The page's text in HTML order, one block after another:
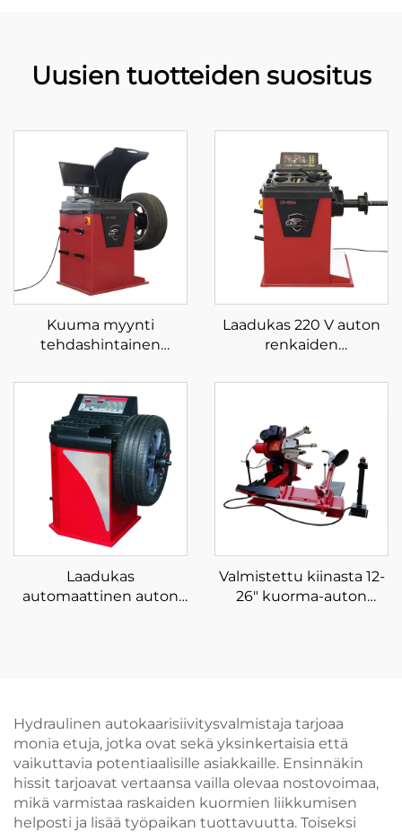
Uusien tuotteiden suositus
Kuuma myynti
tehdashintainen
laser ja kevyt
automaattinen pyörän
tasapainotin
Laadukas 220 V auton
renkaiden
optimointipyörän
Laadukas
automaattinen auton
Valmistettu kiinasta 12-
26" kuorma-auton
Hydraulinen autokaarisiivitysvalmistaja tarjoaa
monia etuja, jotka ovat sekä yksinkertaisia että
vaikuttavia potentiaalisille asiakkaille. Ensinnäkin
hissit tarjoavat vertaansa vailla olevaa nostovoimaa,
mikä varmistaa raskaiden kuormien liikkumisen
helposti ja lisää työpaikan tuottavuutta. Toiseksi